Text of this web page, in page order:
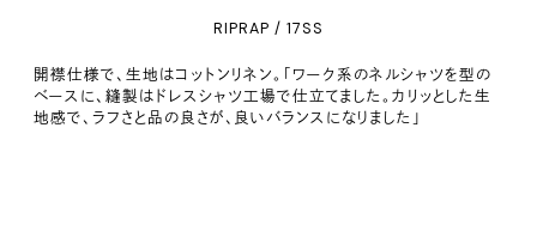
RIPRAP / 17SS
開襟仕様で、生地はコットンリネン。「ワーク系のネルシャツを型の
ベースに、縫製はドレスシャツ工場で仕立てました。カリッとした生
地感で、ラフさと品の良さが、良いバランスになりました」